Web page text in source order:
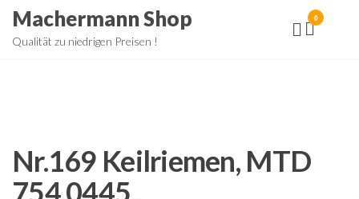
ZumMachermann Shop
Qualität zu niedrigen Preisen !
0
Nr.169 Keilriemen, MTD
754 0445,